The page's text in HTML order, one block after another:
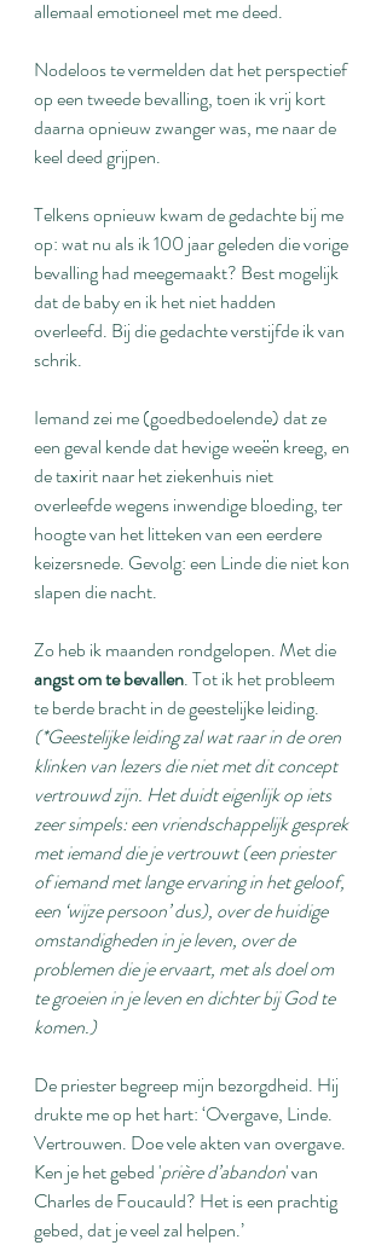
allemaal emotioneel met me deed.
Nodeloos te vermelden dat het perspectief
op een tweede bevalling, toen ik vrij kort
daarna opnieuw zwanger was, me naar de
keel deed grijpen.
Telkens opnieuw kwam de gedachte bij me
op: wat nu als ik 100 jaar geleden die vorige
bevalling had meegemaakt? Best mogelijk
dat de baby en ik het niet hadden
overleefd. Bij die gedachte verstijfde ik van
schrik.
Iemand zei me (goedbedoelende) dat ze
een geval kende dat hevige weeën kreeg, en
de taxirit naar het ziekenhuis niet
overleefde wegens inwendige bloeding, ter
hoogte van het litteken van een eerdere
keizersnede. Gevolg: een Linde die niet kon
slapen die nacht.
Zo heb ik maanden rondgelopen. Met die
angst om te bevallen. Tot ik het probleem
te berde bracht in de geestelijke leiding.
(*Geestelijke leiding zal wat raar in de oren
klinken van lezers die niet met dit concept
vertrouwd zijn. Het duidt eigenlijk op iets
zeer simpels: een vriendschappelijk gesprek
met iemand die je vertrouwt (een priester
of iemand met lange ervaring in het geloof,
een ‘wijze persoon’ dus), over de huidige
omstandigheden in je leven, over de
problemen die je ervaart, met als doel om
te groeien in je leven en dichter bij God te
komen.)
De priester begreep mijn bezorgdheid. Hij
drukte me op het hart: ‘Overgave, Linde.
Vertrouwen. Doe vele akten van overgave.
Ken je het gebed 'prière d’abandon' van
Charles de Foucauld? Het is een prachtig
gebed, dat je veel zal helpen.’